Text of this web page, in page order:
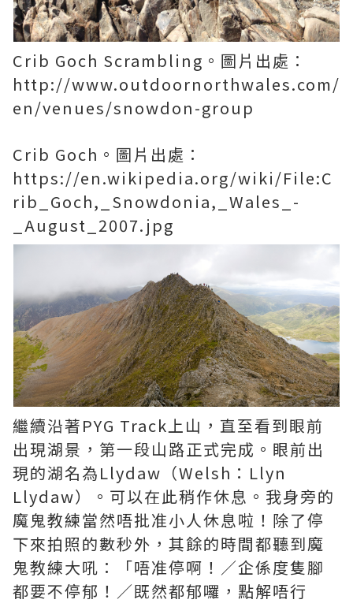
Crib Goch Scrambling。圖片出處：
http://www.outdoornorthwales.com/
en/venues/snowdon-group
Crib Goch。圖片出處：
https://en.wikipedia.org/wiki/File:C
rib_Goch,_Snowdonia,_Wales_-
_August_2007.jpg
繼續沿著PYG Track上山，直至看到眼前
出現湖景，第一段山路正式完成。眼前出
現的湖名為Llydaw（Welsh：Llyn
Llydaw）。可以在此稍作休息。我身旁的
魔鬼教練當然唔批准小人休息啦！除了停
下來拍照的數秒外，其餘的時間都聽到魔
鬼教練大吼：「唔准停啊！／企係度隻腳
都要不停郁！／既然都郁囉，點解唔行